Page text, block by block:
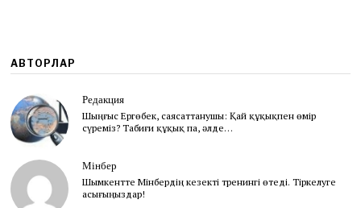
АВТОРЛАР
Редакция
Шыңғыс Ергөбек, cаясаттанушы: Қай құқықпен өмір
сүреміз? Табиғи құқық па, әлде…
Мінбер
Шымкентте Мінбердің кезекті тренингі өтеді. Тіркелуге
асығыңыздар!